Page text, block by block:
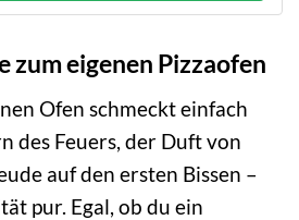
zum eigenen Pizzaofen
Ofen schmeckt einfach
des Feuers, der Duft von
auf den ersten Bissen –
pur. Egal, ob du ein